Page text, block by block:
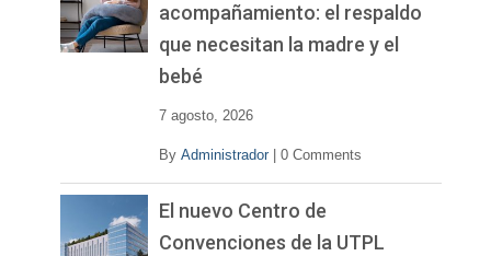
acompañamiento: el respaldo
que necesitan la madre y el
bebé
7 agosto, 2026
By Administrador 0 Comments
El nuevo Centro de
Convenciones de la UTPL